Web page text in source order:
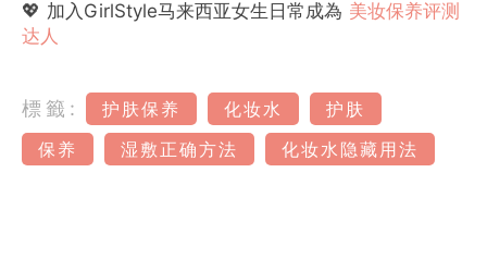
💖 加入GirlStyle马来西亚女生日常成為 美妆保养评测
达人
標籤: 护肤保养 化妆水
护肤
保养
湿敷正确方法 化妆水隐藏用法